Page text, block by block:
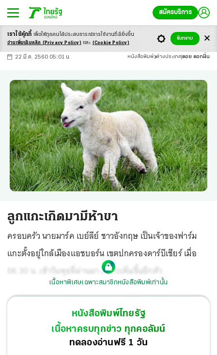
สมัครบริการ
-ก ก ก+
22 มี.ค. 2560 05:01 น. หนังสือพิมพ์ ต่างประเทศ ดอย ดอกฝิ่น
ลูกแกะเกิดมามีห้าขา
ครอบครัว นายมาร์ค เบย์ลีย์ ชาวอังกฤษ เป็นเจ้าของฟาร์ม
แกะตั้งอยู่ใกล้เมืองแอชบอร์น เขตปกครองดาร์บีเชียร์ เมื่อ
06.30 น. เช้าวันพุธที่ผ่านมา มีแกะเพิ่มขึ้นอีกตัว
เนื้อหาพิเศษเฉพาะสมาชิกหนังสือพิมพ์เท่านั้น
หนังสือพิมพ์ไทยรัฐ
เนื้อหาครบทุกข่าว ทุกคอลัมน์
ทดลองอ่านฟรี 1 วัน
เราใช้คุ้กกี้ เพื่อให้ทุกคนได้ประสบการณ์การใช้งานที่ดียิ่งขึ้น
อ่านเพิ่มเติมคลิก (Privacy Policy) และ (Cookie Policy)
รับทราบ